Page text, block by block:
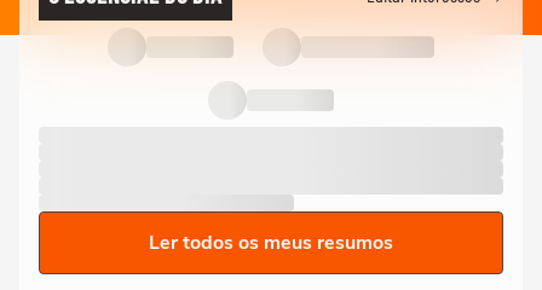
Ler todos os meus resumos